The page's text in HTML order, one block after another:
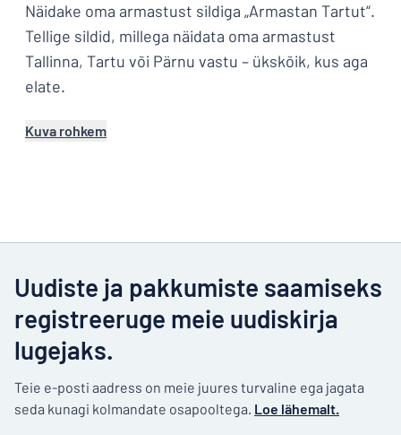
Näidake oma armastust sildiga „Armastan Tartut“.
Tellige sildid, millega näidata oma armastust
Tallinna, Tartu või Pärnu vastu – ükskõik, kus aga
elate.
Kuva rohkem
Uudiste ja pakkumiste saamiseks
registreeruge meie uudiskirja
lugejaks.
Teie e-posti aadress on meie juures turvaline ega jagata
seda kunagi kolmandate osapooltega. Loe lähemalt.